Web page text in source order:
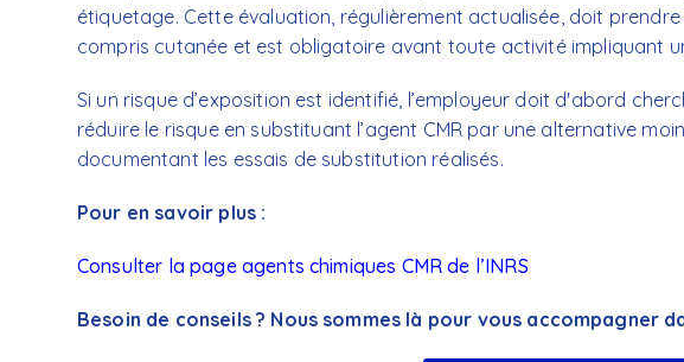
étiquetage. Cette évaluation, régulièrement actualisée, doit
compris cutanée et est obligatoire avant toute activité impliquant
Si un risque d’exposition est identifié, l’employeur doit d'abord
réduire le risque en substituant l’agent CMR par une alternative
documentant les essais de substitution réalisés.
Pour en savoir plus :
Consulter la page agents chimiques CMR de l’INRS
Besoin de conseils ? Nous sommes là pour vous accompagner